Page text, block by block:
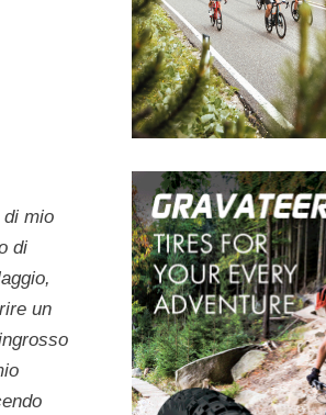
di mio
di
un